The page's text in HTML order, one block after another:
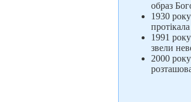
образ
1930
1991
звели
2000